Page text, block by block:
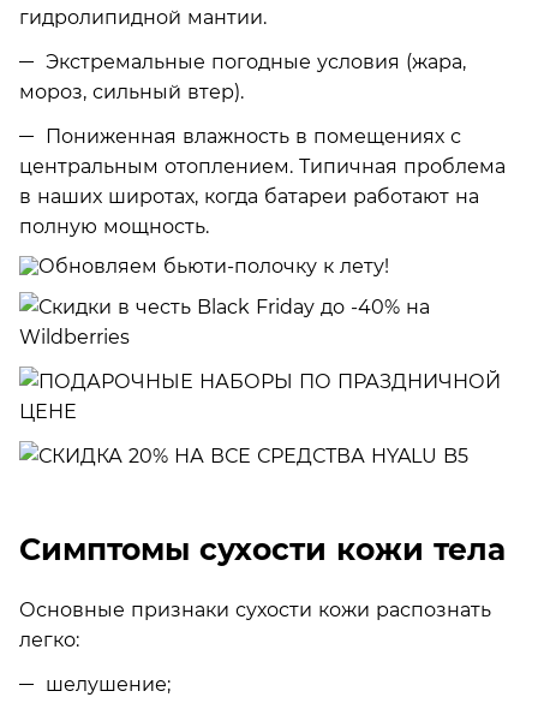
гидролипидной мантии.
Экстремальные погодные условия (жара,
мороз, сильный втер).
Пониженная влажность в помещениях с
центральным отоплением. Типичная проблема
в наших широтах, когда батареи работают на
полную мощность.
Симптомы сухости кожи тела
Основные признаки сухости кожи распознать
легко:
шелушение;